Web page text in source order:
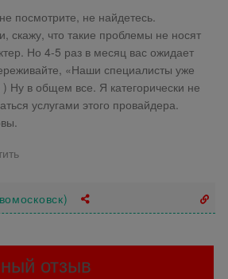
посмотрите, не найдетесь.
скажу, что такие проблемы не носят
Но 4-5 раз в месяц вас ожидает
«Наши специалисты уже
Ну в общем все. Я категорически не
услугами этого провайдера.
отзыв